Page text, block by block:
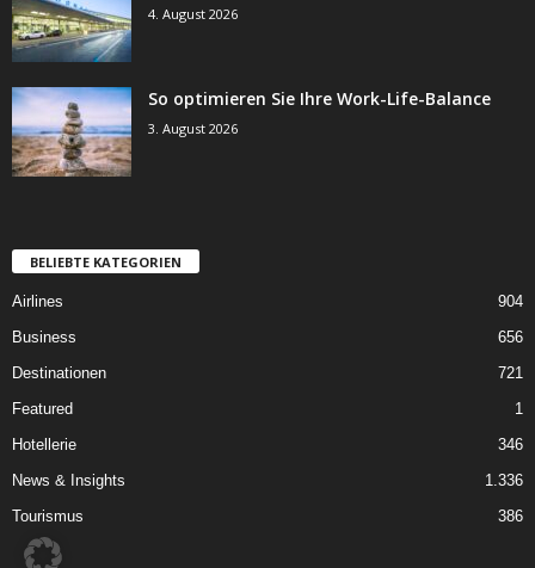
4. August 2026
So optimieren Sie Ihre Work-Life-Balance
3. August 2026
BELIEBTE KATEGORIEN
Airlines
904
Business
656
Destinationen
721
Featured
1
Hotellerie
346
News & Insights
1.336
Tourismus
386